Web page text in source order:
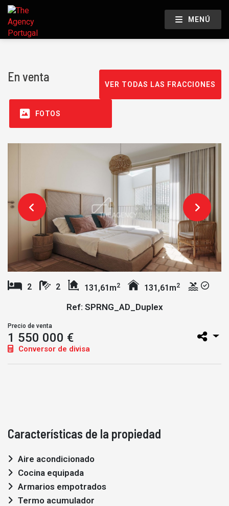
MENÚ
En venta
VER TODAS LAS FRACCIONES
FOTOS
2 2 131,61m2 131,61m2
Ref: SPRNG_AD_Duplex
Precio de venta
1 550 000 €
Conversor de divisa
Características de la propiedad
Aire acondicionado
Cocina equipada
Armarios empotrados
Termo acumulador